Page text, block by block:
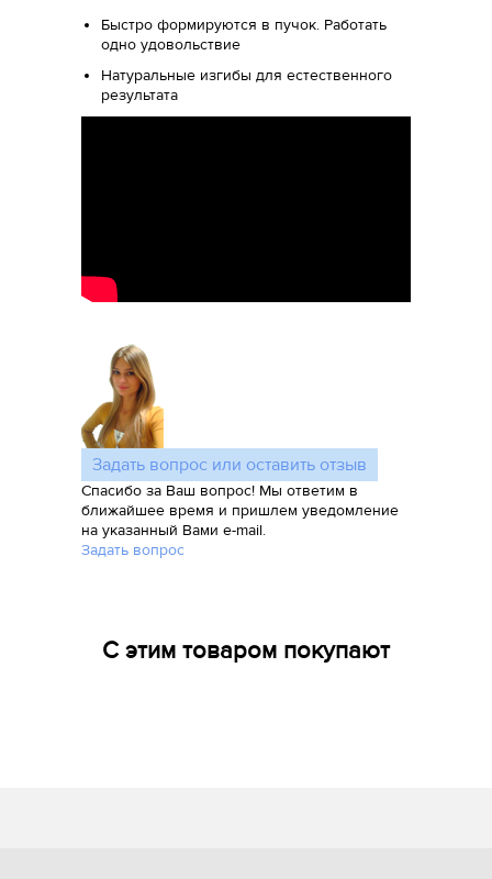
Быстро формируются в пучок. Работать
одно удовольствие
Натуральные изгибы для естественного
результата
Задать вопрос или оставить отзыв
Спасибо за Ваш вопрос! Мы ответим в
ближайшее время и пришлем уведомление
на указанный Вами e-mail.
Задать вопрос
С этим товаром покупают